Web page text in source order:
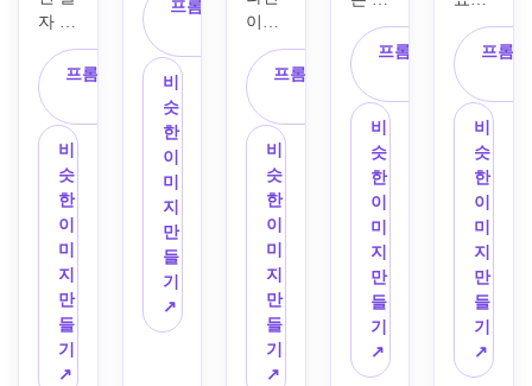
자 간
얇은
고대
비 세
리프,
은은
한 골
드-베
이지
색 악
센트,
부드
러운
스튜
프롬프트 복
비
슷
한
이
미
지
만
들
기
↗
균형
잡힌
네거
티브
스페
이스,
단색
흑백
팔레
중앙
구성,
매끄
러운
프롬프트 복
비
슷
한
이
미
지
만
들
기
↗
이라
는 도
시 의
류 브
랜드
의 브
러시
스타
일의
타이
포그
래피
디자
인을
만들
프롬프트 복
비
슷
한
이
미
지
만
들
기
↗
우아
한 루
프,
넓은
구성,
부드
러운
블러
셔와
크림
깔끔
한 배
경,
프롬프트 복
비
슷
한
이
미
지
만
들
기
↗
두꺼
운 미
래 문
자 양
식,
중앙
구성,
시원
한 실
버 팔
레트,
극적
인 림
조명,
광택
프롬
비
슷
한
이
미
지
만
들
기
↗